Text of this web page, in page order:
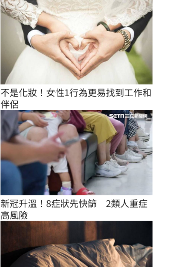
不是化妝！女性1行為更易找到工作和
伴侶
新冠升溫！8症狀先快篩　2類人重症
高風險